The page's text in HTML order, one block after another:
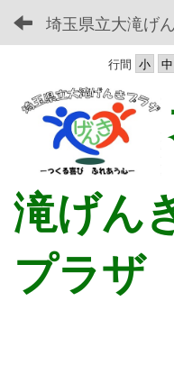
埼玉県立大滝げ
行間
滝げん
プラザ